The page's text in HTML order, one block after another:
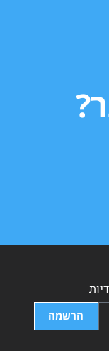
הרשמה